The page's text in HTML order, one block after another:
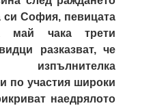
си София, певицата
май чака трети
разказват, че
изпълнителка
по участия широки
наедрялото